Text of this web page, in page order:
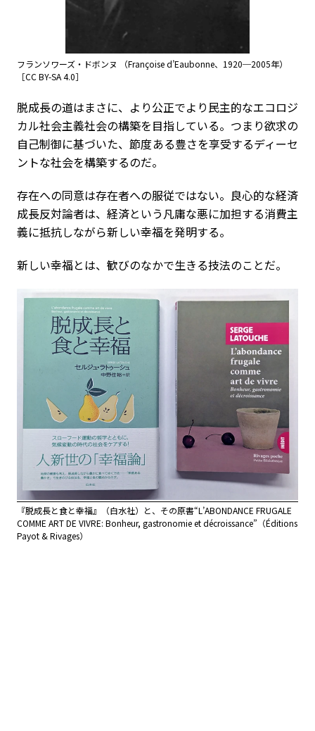
フランソワーズ・ドボンヌ （Françoise d’Eaubonne、1920─2005年）
［CC BY-SA 4.0］
脱成長の道はまさに、より公正でより民主的なエコロジ
カル社会主義社会の構築を目指している。つまり欲求の
自己制御に基づいた、節度ある豊さを享受するディーセ
ントな社会を構築するのだ。
存在への同意は存在者への服従ではない。良心的な経済
成長反対論者は、経済という凡庸な悪に加担する消費主
義に抵抗しながら新しい幸福を発明する。
新しい幸福とは、歓びのなかで生きる技法のことだ。
『脱成長と食と幸福』（白水社）と、その原書“L’ABONDANCE FRUGALE
COMME ART DE VIVRE: Bonheur, gastronomie et décroissance”（Éditions
Payot & Rivages）